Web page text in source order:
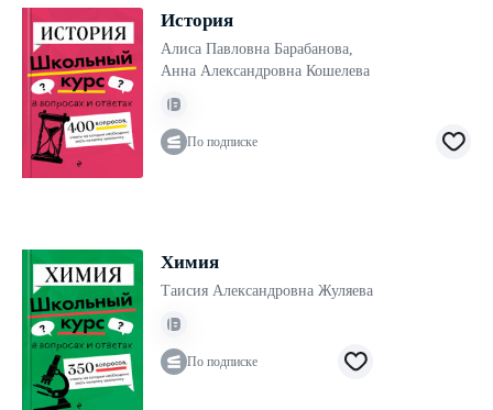
История
Алиса Павловна Барабанова,
Анна Александровна Кошелева
По подписке
Химия
Таисия Александровна Жуляева
По подписке